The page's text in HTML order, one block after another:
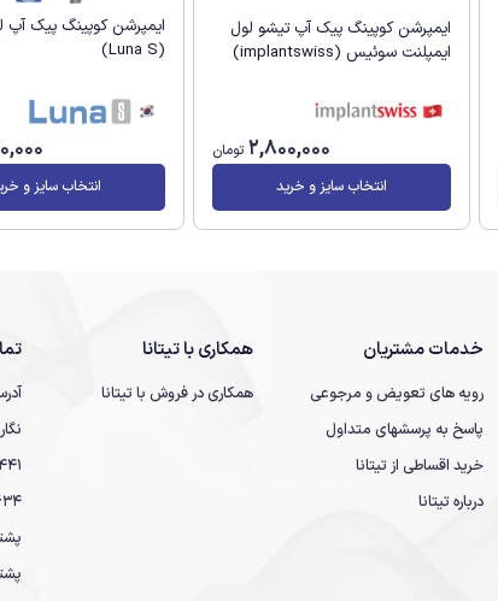
ایمپرشن کوپینگ پیک آپ تیشو لول
ایمپلنت سوئیس (implantswiss)
2,800,000 تومان
انتخاب سایز و خرید
ایمپرشن کوپینگ پیک آپ
(Luna S)
انتخاب سایز و
خدمات مشتریان
رویه های تعویض و مرجوعی
پاسخ به پرسشهای متداول
خرید اقساطی از تیتانا
درباره تیتانا
همکاری با تیتانا
همکاری در فروش با تیتانا
نگار،